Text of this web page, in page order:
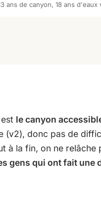
ans de canyon, 18 ans d'eaux
le canyon
(v2), donc pas de
à la fin, on ne
gens qui ont fait une